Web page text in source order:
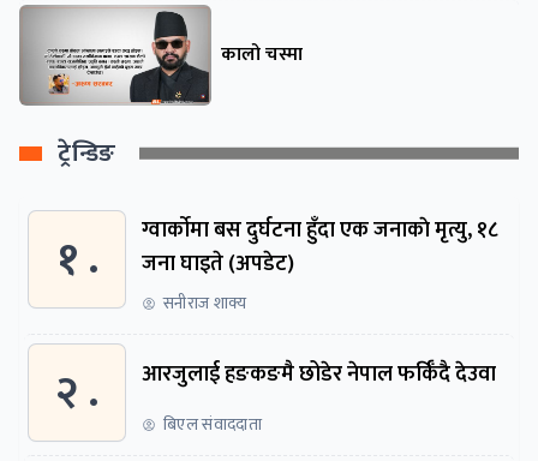
कालो चस्मा
ट्रेन्डिङ
१ .
ग्वार्काेमा बस दुर्घटना हुँदा एक जनाकाे मृत्यु, १८
जना घाइते (अपडेट)
सनीराज शाक्य
२ . आरजुलाई हङकङमै छोडेर नेपाल फर्किँदै देउवा
बिएल संवाददाता